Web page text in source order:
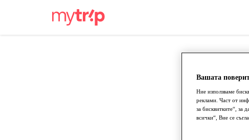
Вашата
Ние използваме
реклами. Част от
за бисквитките“, за
всички“, Вие се